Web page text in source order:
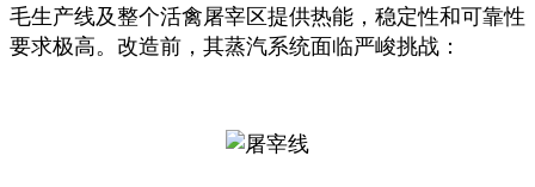
毛生产线及整个活禽屠宰区提供热能，稳定性和可靠性
要求极高。改造前，其蒸汽系统面临严峻挑战：